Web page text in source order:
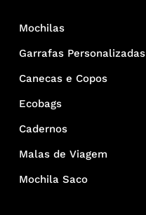
Mochilas
Garrafas Personalizadas
Canecas e Copos
Ecobags
Cadernos
Malas de Viagem
Mochila Saco